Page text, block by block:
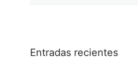
Entradas recientes